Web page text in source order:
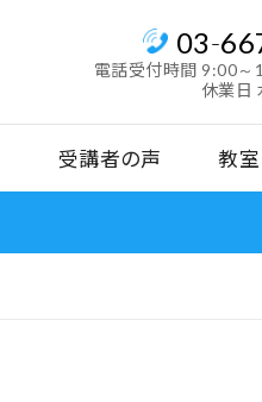
03-
電話受付時間 9:00～
休業日
受講者の声 教